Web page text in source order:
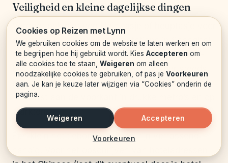
Veiligheid en kleine dagelijkse dingen
Vergeet ook niet een klein tasje of heuptasje voor
daggebruik. In drukke metrostations in Shanghai
of Beijing is het fijn om je telefoon, geld en OV-
kaart snel bij de hand te hebben, zonder steeds
in je rugzak te hoeven graaien. Draag dit tasje
het liefst aan de voorkant in drukke metro’s en op
markten.
Een klein notitieboekje en pen zijn verrassend
Cookies op Reizen met Lynn
We gebruiken cookies om de website te laten werken en om
te begrijpen hoe hij gebruikt wordt. Kies Accepteren om
alle cookies toe te staan, Weigeren om alleen
noodzakelijke cookies te gebruiken, of pas je Voorkeuren
aan. Je kan je keuze later wijzigen via “Cookies” onderin de
pagina.
Weigeren
Voorkeuren
Accepteren